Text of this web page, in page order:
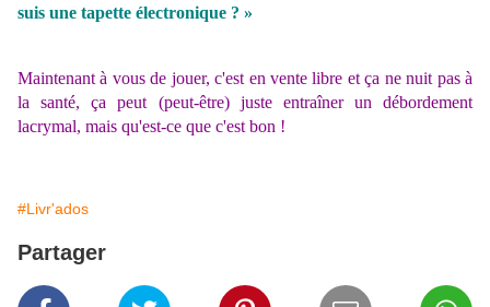
suis une tapette électronique ? »
Maintenant à vous de jouer, c'est en vente libre et ça ne nuit pas à
la santé, ça peut (peut-être) juste entraîner un débordement
lacrymal, mais qu'est-ce que c'est bon !
#Livr'ados
Partager